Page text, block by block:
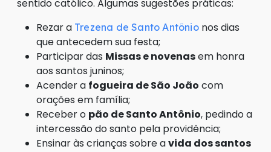
sentido católico. Algumas sugestões práticas:
Rezar a Trezena de Santo Antônio nos dias
que antecedem sua festa;
Participar das Missas e novenasem honra
aos santos juninos;
Acender a fogueira de São João com
orações em família;
Receber o pão de Santo Antônio, pedindo a
intercessão do santo pela providência;
Ensinar às crianças sobre avida dos santos